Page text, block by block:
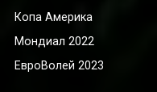
Копа Америка
Мондиал 2022
ЕвроВолей 2023